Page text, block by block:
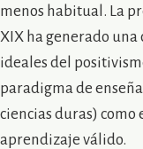
menos habitual. La
XIX ha generado
ideales del
paradigma de
ciencias duras)
aprendizaje válido.